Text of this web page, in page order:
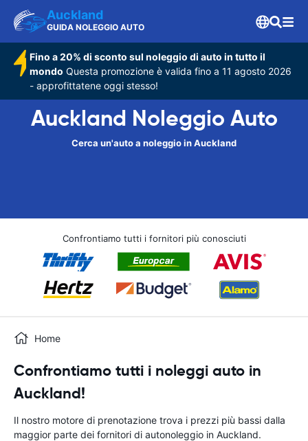
Auckland
GUIDA NOLEGGIO AUTO
Fino a 20% di sconto sul noleggio di auto in tutto il
mondo Questa promozione è valida fino a 11 agosto 2026
- approfittatene oggi stesso!
Auckland Noleggio Auto
Cerca un'auto a noleggio in Auckland
Confrontiamo tutti i fornitori più conosciuti
Home
Confrontiamo tutti i noleggi auto in
Auckland!
Il nostro motore di prenotazione trova i prezzi più bassi dalla
maggior parte dei fornitori di autonoleggio in Auckland.